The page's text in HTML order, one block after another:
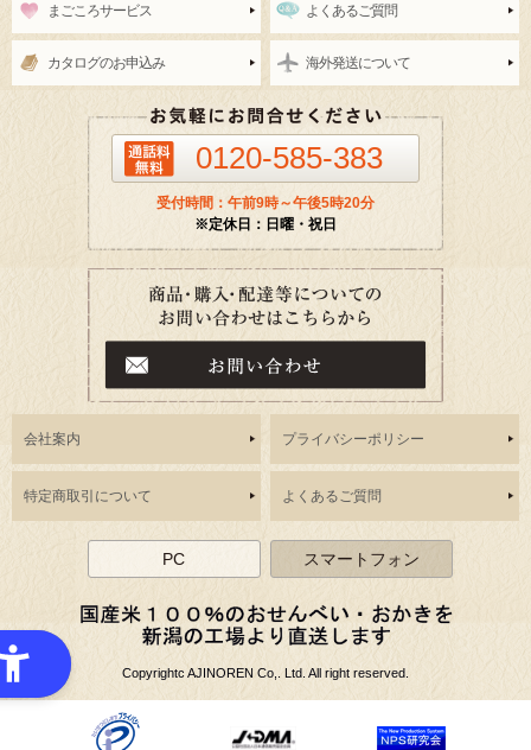
まごころサービス よくあるご質問
カタログのお申込み 海外発送について
0120-585-383
受付時間：午前9時～午後5時20分
※定休日：日曜・祝日
会社案内 プライバシーポリシー
特定商取引について よくあるご質問
PC スマートフォン
Copyrightc AJINOREN Co,. Ltd. All right reserved.